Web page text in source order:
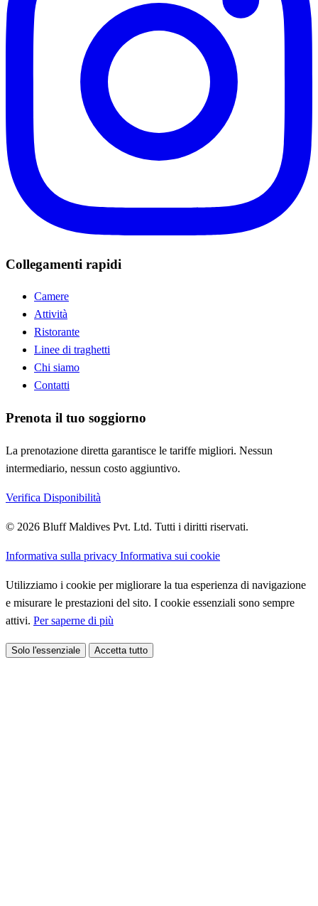
Collegamenti rapidi
Camere
Attività
Ristorante
Linee di traghetti
Chi siamo
Contatti
Prenota il tuo soggiorno
La prenotazione diretta garantisce le tariffe migliori. Nessun
intermediario, nessun costo aggiuntivo.
Verifica Disponibilità
© 2026 Bluff Maldives Pvt. Ltd. Tutti i diritti riservati.
Informativa sulla privacy Informativa sui cookie
Utilizziamo i cookie per migliorare la tua esperienza di navigazione
e misurare le prestazioni del sito. I cookie essenziali sono sempre
attivi. Per saperne di più
Solo l'essenziale Accetta tutto